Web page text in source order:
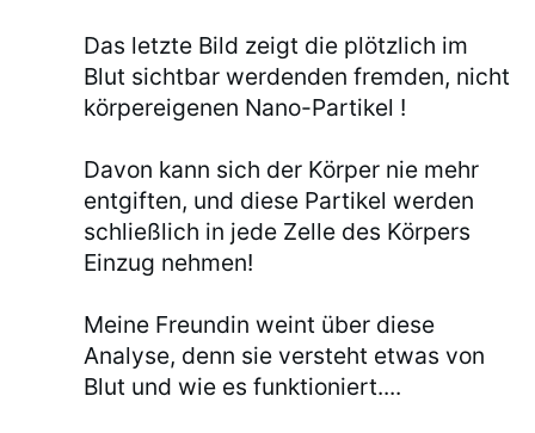
Das letzte Bild zeigt die plötzlich im
Blut sichtbar werdenden fremden, nicht
körpereigenen Nano-Partikel !
Davon kann sich der Körper nie mehr
entgiften, und diese Partikel werden
schließlich in jede Zelle des Körpers
Einzug nehmen!
Meine Freundin weint über diese
Analyse, denn sie versteht etwas von
Blut und wie es funktioniert....